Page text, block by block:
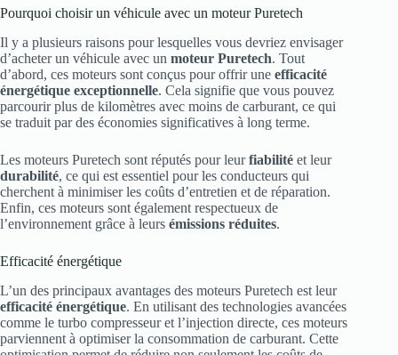
Pourquoi choisir un véhicule avec un moteur Puretech
Il y a plusieurs raisons pour lesquelles vous devriez envisager
d’acheter un véhicule avec un moteur Puretech. Tout
d’abord, ces moteurs sont conçus pour offrir une efficacité
énergétique exceptionnelle. Cela signifie que vous pouvez
parcourir plus de kilomètres avec moins de carburant, ce qui
se traduit par des économies significatives à long terme.
Les moteurs Puretech sont réputés pour leurfiabilité et leur
durabilité, ce qui est essentiel pour les conducteurs qui
cherchent à minimiser les coûts d’entretien et de réparation.
Enfin, ces moteurs sont également respectueux de
l’environnement grâce à leurs émissions réduites.
Efficacité énergétique
L’un des principaux avantages des moteurs Puretech est leur
efficacité énergétique. En utilisant des technologies avancées
comme le turbo compresseur et l’injection directe, ces moteurs
parviennent à optimiser la consommation de carburant. Cette